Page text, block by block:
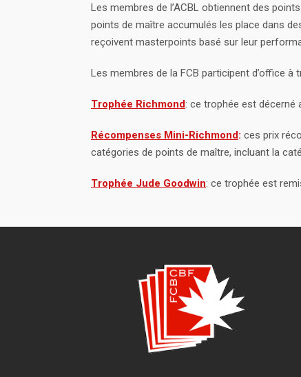
Les membres de l’ACBL obtiennent des
points de maître accumulés les place dans
reçoivent masterpoints basé sur leur
Les membres de la FCB participent d’office
Trophée Richmond: ce trophée est décerné
Récompenses Mini-Richmond: ces prix
catégories de points de maître, incluant la
Trophée Jude Goodwin: ce trophée est